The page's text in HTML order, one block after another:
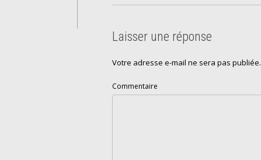
Laisser une réponse
Votre adresse e-mail ne sera pas publiée.
Commentaire